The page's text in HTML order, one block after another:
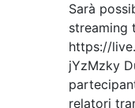
Sarà
streaming
https://
jYzMzky
relatori